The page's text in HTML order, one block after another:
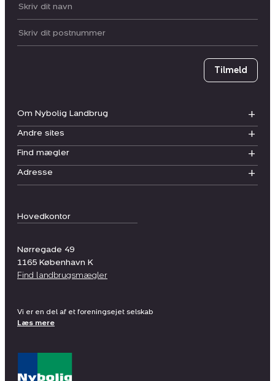
Hovedkontor
Nørregade 49
1165 København K
Find landbrugsmægler
Om Nybolig Landbrug
Andre sites
Find mægler
Adresse
Dit navn:
Postnummer
Tilmeld
Vi er en del af et foreningsejet selskab
Læs mere